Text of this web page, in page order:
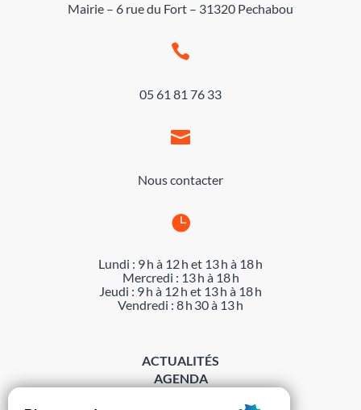
Mairie – 6 rue du Fort – 31320 Pechabou

05 61 81 76 33

Nous contacter

Lundi : 9 h à 12 h et 13 h à 18 h
Mercredi : 13 h à 18 h
Jeudi : 9 h à 12 h et 13 h à 18 h
Vendredi : 8 h 30 à 13 h
ACTUALITÉS
AGENDA